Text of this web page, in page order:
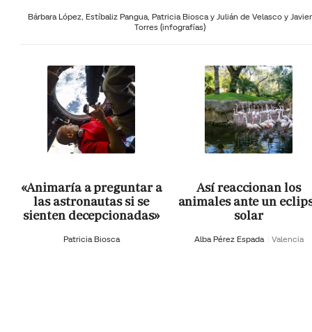
Bárbara López, Estíbaliz Pangua, Patricia Biosca y Julián de Velasco y Javier
Torres (infografías)
«Animaría a preguntar a
las astronautas si se
sienten decepcionadas»
Patricia Biosca
Así reaccionan los
animales ante un
solar
Alba Pérez Espada Valencia